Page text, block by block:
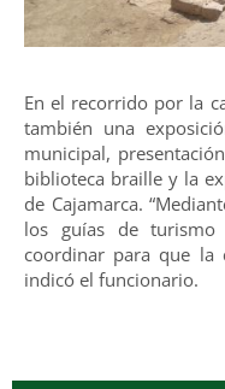
En el recorrido por la
también una
municipal,
biblioteca braille y la
de Cajamarca.
los guías de
coordinar para que la
indicó el funcionario.